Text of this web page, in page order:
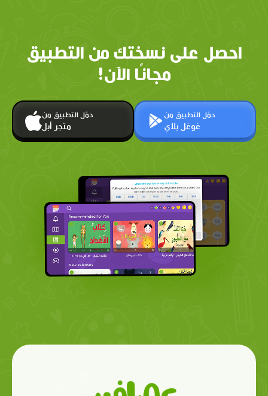
احصل على نسختك من التطبيق
مجانًا الآن!
حمّل التطبيق من
متجر أبل
حمّل التطبيق من
غوغل بلاي